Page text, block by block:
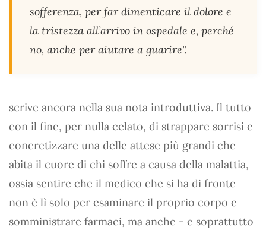
sofferenza, per far dimenticare il dolore e
la tristezza all’arrivo in ospedale e, perché
no, anche per aiutare a guarire".
scrive ancora nella sua nota introduttiva. Il tutto
con il fine, per nulla celato, di strappare sorrisi e
concretizzare una delle attese più grandi che
abita il cuore di chi soffre a causa della malattia,
ossia sentire che il medico che si ha di fronte
non è lì solo per esaminare il proprio corpo e
somministrare farmaci, ma anche - e soprattutto